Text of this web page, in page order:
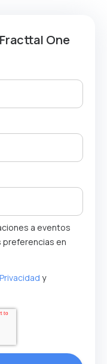
One
a eventos
preferencias en
y